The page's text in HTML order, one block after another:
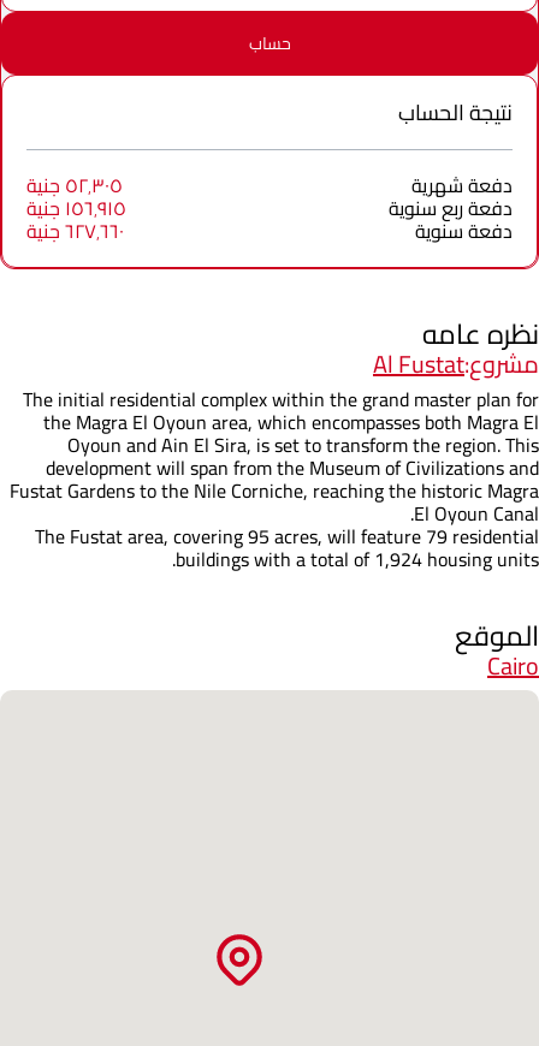
حساب
نتيجة الحساب
دفعة شهرية ٥٢٬٣٠٥ جنية
دفعة ربع سنوية ١٥٦٬٩١٥ جنية
دفعة سنوية ٦٢٧٬٦٦٠ جنية
نظره عامه
مشروع:Al Fustat
The initial residential complex within the grand master plan for
the Magra El Oyoun area, which encompasses both Magra El
Oyoun and Ain El Sira, is set to transform the region. This
development will span from the Museum of Civilizations and
Fustat Gardens to the Nile Corniche, reaching the historic Magra
El Oyoun Canal.
The Fustat area, covering 95 acres, will feature 79 residential
buildings with a total of 1,924 housing units.
الموقع
Cairo